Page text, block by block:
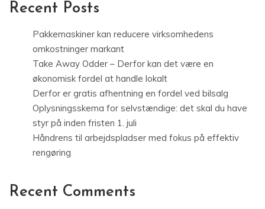
Recent Posts
Pakkemaskiner kan reducere virksomhedens
omkostninger markant
Take Away Odder – Derfor kan det være en
økonomisk fordel at handle lokalt
Derfor er gratis afhentning en fordel ved bilsalg
Oplysningsskema for selvstændige: det skal du have
styr på inden fristen 1. juli
Håndrens til arbejdspladser med fokus på effektiv
rengøring
Recent Comments